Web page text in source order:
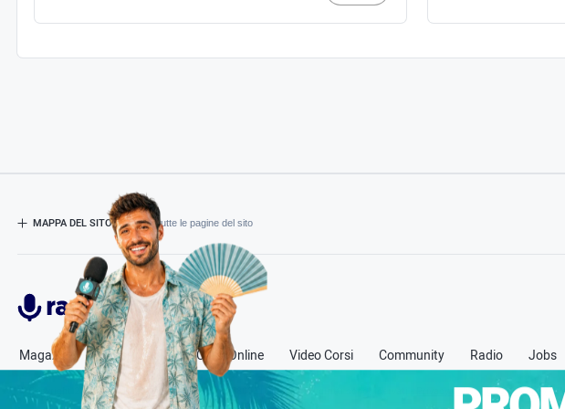
MAPPA DEL SITO- Esplora tutte le pagine del sito
Radiospeaker.it
Magazine Corsi in Aula Corsi Online Video Corsi Community Radio Jobs
© Copyright 2011-2026 Radio Speaker - P.Iva 13580331000- Tutti i diritti sono riservati - Privacy policy-Cookie policy-